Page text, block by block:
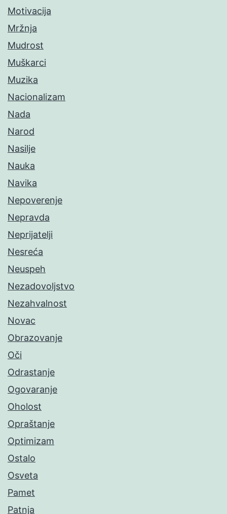
Motivacija
Mržnja
Mudrost
Muškarci
Muzika
Nacionalizam
Nada
Narod
Nasilje
Nauka
Navika
Nepoverenje
Nepravda
Neprijatelji
Nesreća
Neuspeh
Nezadovoljstvo
Nezahvalnost
Novac
Obrazovanje
Oči
Odrastanje
Ogovaranje
Oholost
Opraštanje
Optimizam
Ostalo
Osveta
Pamet
Patnja